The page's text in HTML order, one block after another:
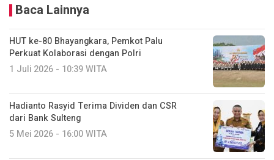
Baca Lainnya
HUT ke-80 Bhayangkara, Pemkot Palu
Perkuat Kolaborasi dengan Polri
1 Juli 2026 - 10:39 WITA
Hadianto Rasyid Terima Dividen dan CSR
dari Bank Sulteng
5 Mei 2026 - 16:00 WITA